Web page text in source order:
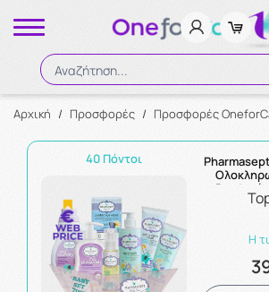
Αναζήτηση...
Αναζήτηση
Αρχική / Προσφορές / Προσφορές
40 Πόντοι
Η